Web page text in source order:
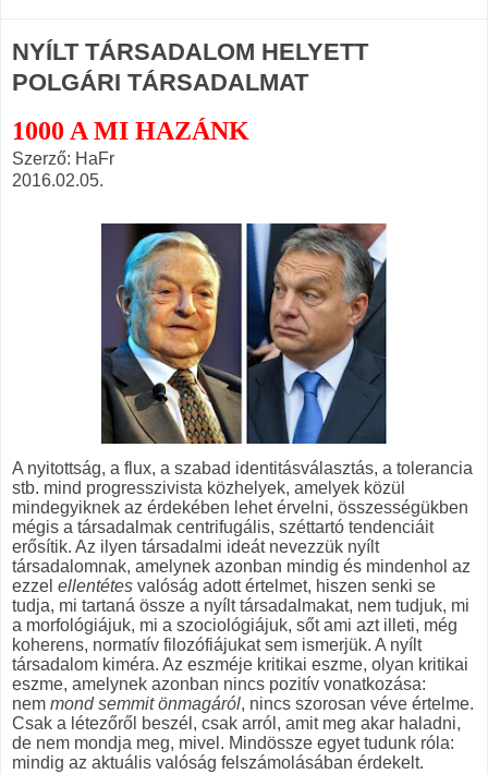
NYÍLT TÁRSADALOM HELYETT
POLGÁRI TÁRSADALMAT
1000 A MI HAZÁNK
Szerző: HaFr
2016.02.05.
A nyitottság, a flux, a szabad identitásválasztás, a tolerancia
stb. mind progresszivista közhelyek, amelyek közül
mindegyiknek az érdekében lehet érvelni, összességükben
mégis a társadalmak centrifugális, széttartó tendenciáit
erősítik. Az ilyen társadalmi ideát nevezzük nyílt
társadalomnak, amelynek azonban mindig és mindenhol az
ezzel ellentétes valóság adott értelmet, hiszen senki se
tudja, mi tartaná össze a nyílt társadalmakat, nem tudjuk, mi
a morfológiájuk, mi a szociológiájuk, sőt ami azt illeti, még
koherens, normatív filozófiájukat sem ismerjük. A nyílt
társadalom kiméra. Az eszméje kritikai eszme, olyan kritikai
eszme, amelynek azonban nincs pozitív vonatkozása:
nem mond semmit önmagáról, nincs szorosan véve értelme.
Csak a létezőről beszél, csak arról, amit meg akar haladni,
de nem mondja meg, mivel. Mindössze egyet tudunk róla:
mindig az aktuális valóság felszámolásában érdekelt.